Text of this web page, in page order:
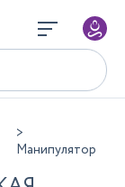
Манипулятор